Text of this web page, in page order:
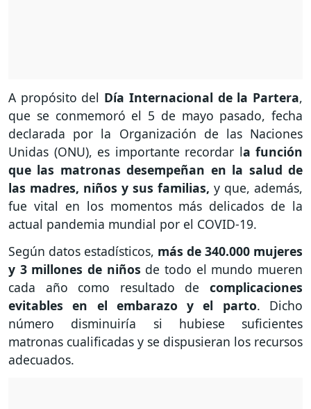
A propósito del Día Internacional de la Partera,
que se conmemoró el 5 de mayo pasado, fecha
declarada por la Organización de las Naciones
Unidas (ONU), es importante recordar la función
que las matronas desempeñan en la salud de
las madres, niños y sus familias, y que, además,
fue vital en los momentos más delicados de la
actual pandemia mundial por el COVID-19.
Según datos estadísticos, más de 340.000 mujeres
y 3 millones de niños de todo el mundo mueren
cada año como resultado de complicaciones
evitables en el embarazo y el parto. Dicho
número disminuiría si hubiese suficientes
matronas cualificadas y se dispusieran los recursos
adecuados.